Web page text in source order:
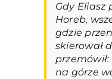
Gdy Eliasz
Horeb,
gdzie
skierował
na górze